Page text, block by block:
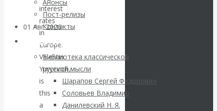
Анонсы
Пост-релизы
Контакты
Библиотека
Библиотека классической
русской мысли
Шарапов Сергей Федорович
Соловьев Владимир
Данилевский Н. Я.
01 Авг 2026Геополитика
ВАлентин
Катасонов.
Саммит НАТО в
interest
rates
in
Europe.
Valentin
Yuryevich,
is
this
a